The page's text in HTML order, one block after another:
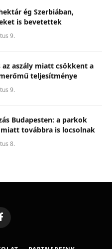
ég Szerbiában,
is bevetettek
9.
az aszály miatt csökkent a
teljesítménye
9.
Budapesten: a parkok
továbbra is locsolnak
8.
Facebook